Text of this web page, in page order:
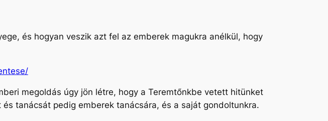
és hogyan veszik azt fel az emberek magukra anélkül, hogy
megoldás úgy jön létre, hogy a Teremtőnkbe vetett hitünket
tanácsát pedig emberek tanácsára, és a saját gondoltunkra.